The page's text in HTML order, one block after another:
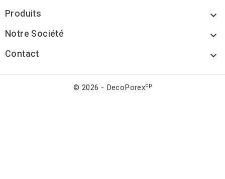
Produits 
Notre Société 
Contact 
© 2026 - DecoPorexcp